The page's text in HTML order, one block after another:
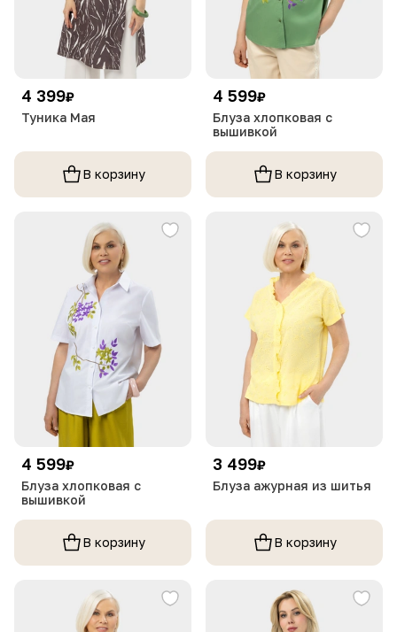
4 399₽
Туника Мая
В корзину
4 599₽
Блуза хлопковая с
вышивкой
В корзину
4 599₽
Блуза хлопковая с
вышивкой
В корзину
3 499₽
Блуза ажурная из шитья
В корзину